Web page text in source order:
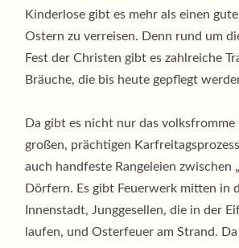
Kinderlose gibt es mehr als einen
Ostern zu verreisen. Denn rund um
Fest der Christen gibt es zahlreiche
Bräuche, die bis heute gepflegt
Da gibt es nicht nur das
großen, prächtigen
auch handfeste Rangeleien zwischen
Dörfern. Es gibt Feuerwerk mitten in
Innenstadt, Junggesellen, die in der
laufen, und Osterfeuer am Strand.